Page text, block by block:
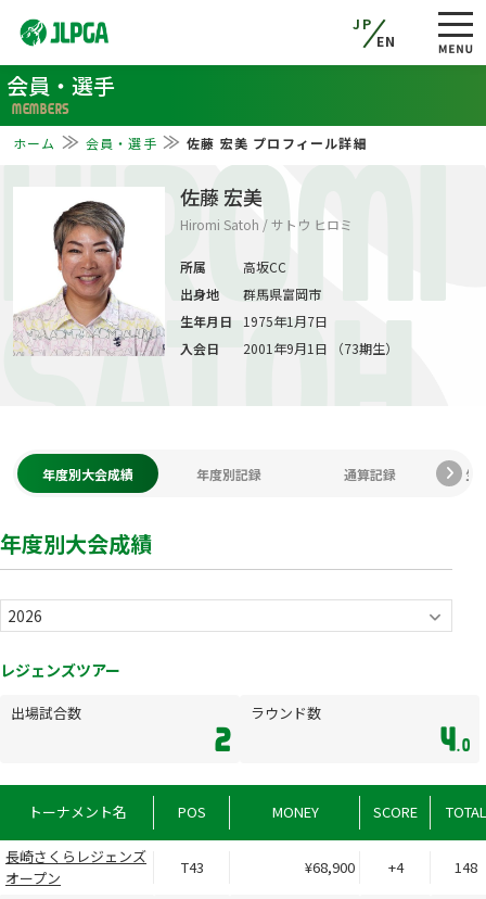
JP
EN
会員・選手
MEMBERS
ホーム 会員・選手 佐藤 宏美 プロフィール詳細
HIROMI
SATOH
佐藤 宏美
Hiromi Satoh / サトウ ヒロミ
所属
高坂CC
出身地
群馬県富岡市
生年月日
1975年1月7日
入会日
2001年9月1日 （73期生）
年度別大会成績 年度別記録 通算記録 生
年度別大会成績
レジェンズツアー
出場試合数
2
ラウンド数
4.0
トーナメント名 POS MONEY SCORE TOTAL
長崎さくらレジェンズ
オープン
T43 ¥68,900 +4 148